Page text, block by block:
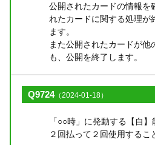
公開されたカードの情報を
れたカードに関する処理が
ます。
また公開されたカードが他
も、公開を終了します。
Q9724（2024-01-18）
「○○時」に発動する【自
２回払って２回使用するこ